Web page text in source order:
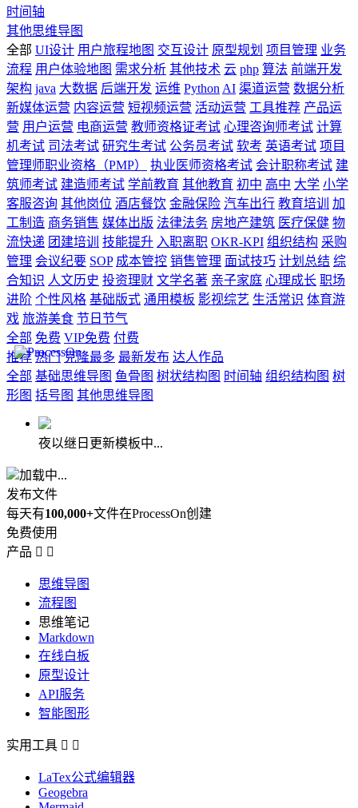
时间轴
其他思维导图
全部 UI设计 用户旅程地图 交互设计 原型规划 项目管理 业务
流程 用户体验地图 需求分析 其他技术 云 php 算法 前端开发
架构 java 大数据 后端开发 运维 Python AI 渠道运营 数据分析
新媒体运营 内容运营 短视频运营 活动运营 工具推荐 产品运
营 用户运营 电商运营 教师资格证考试 心理咨询师考试 计算
机考试 司法考试 研究生考试 公务员考试 软考 英语考试 项目
管理师职业资格（PMP）
执业医师资格考试 会计职称考试 建
筑师考试 建造师考试 学前教育 其他教育 初中 高中 大学 小学
客服咨询 其他岗位 酒店餐饮 金融保险 汽车出行 教育培训
加
工制造 商务销售 媒体出版 法律法务 房地产建筑 医疗保健 物
流快递 团建培训 技能提升 入职离职 OKR-KPI 组织结构 采购
管理 会议纪要 SOP 成本管控 销售管理 面试技巧 计划总结 综
合知识 人文历史 投资理财 文学名著 亲子家庭 心理成长 职场
进阶 个性风格 基础版式 通用模板 影视综艺 生活常识 体育游
戏 旅游美食 节日节气
全部 免费 VIP免费 付费
推荐 热门 克隆最多 最新发布 达人作品
全部 基础思维导图 鱼骨图 树状结构图 时间轴 组织结构图 树
形图 括号图 其他思维导图
夜以继日更新模板中...
加载中...
发布文件
每天有100,000+文件在ProcessOn创建
免费使用
产品  
思维导图
流程图
思维笔记
Markdown
在线白板
原型设计
API服务
智能图形
实用工具  
LaTex公式编辑器
Geogebra